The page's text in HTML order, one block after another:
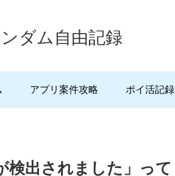
ダム自由記録
アプリ案件攻略 ポイ活記録
検出されました」って